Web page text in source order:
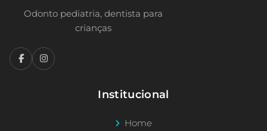
Odonto pediatria, dentista para
crianças
Institucional
Home